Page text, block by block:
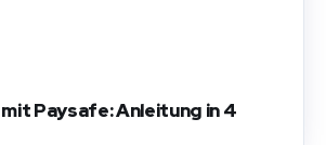
mit Paysafe: Anleitung in 4